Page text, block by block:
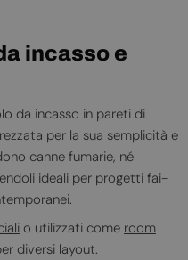
incasso e
da incasso in pareti di
per la sua semplicità e
canne fumarie, né
ideali per progetti fai-
o utilizzati come room
diversi layout.